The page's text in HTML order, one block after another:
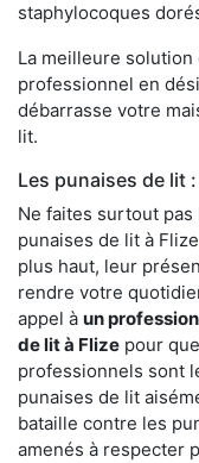
staphylocoques
La meilleure solution
professionnel en
débarrasse votre
lit.
Les punaises de lit
Ne faites surtout pas
punaises de lit à
plus haut, leur
rendre votre
appel à un
de lit à Flize pour
professionnels sont
punaises de lit
bataille contre les
amenés à respecter